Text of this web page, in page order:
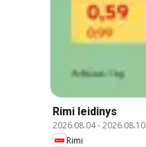
Rimi leidinys
2026.08.04-2026.08.10
Rimi